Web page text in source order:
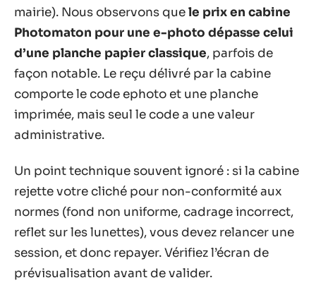
mairie). Nous observons quele prix en cabine
Photomaton pour une e-photo dépasse celui
d’une planche papier classique, parfois de
façon notable. Le reçu délivré par la cabine
comporte le code ephoto et une planche
imprimée, mais seul le code a une valeur
administrative.
Un point technique souvent ignoré : si la cabine
rejette votre cliché pour non-conformité aux
normes (fond non uniforme, cadrage incorrect,
reflet sur les lunettes), vous devez relancer une
session, et donc repayer. Vérifiez l’écran de
prévisualisation avant de valider.